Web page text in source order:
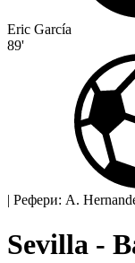
Eric García
89'
| Рефери: A.
Sevilla -